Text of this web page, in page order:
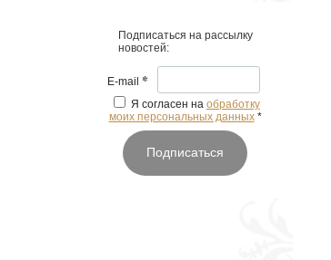
Подписаться на рассылку
новостей:
E-mail *
Я согласен на обработку
моих персональных данных *
Подписаться